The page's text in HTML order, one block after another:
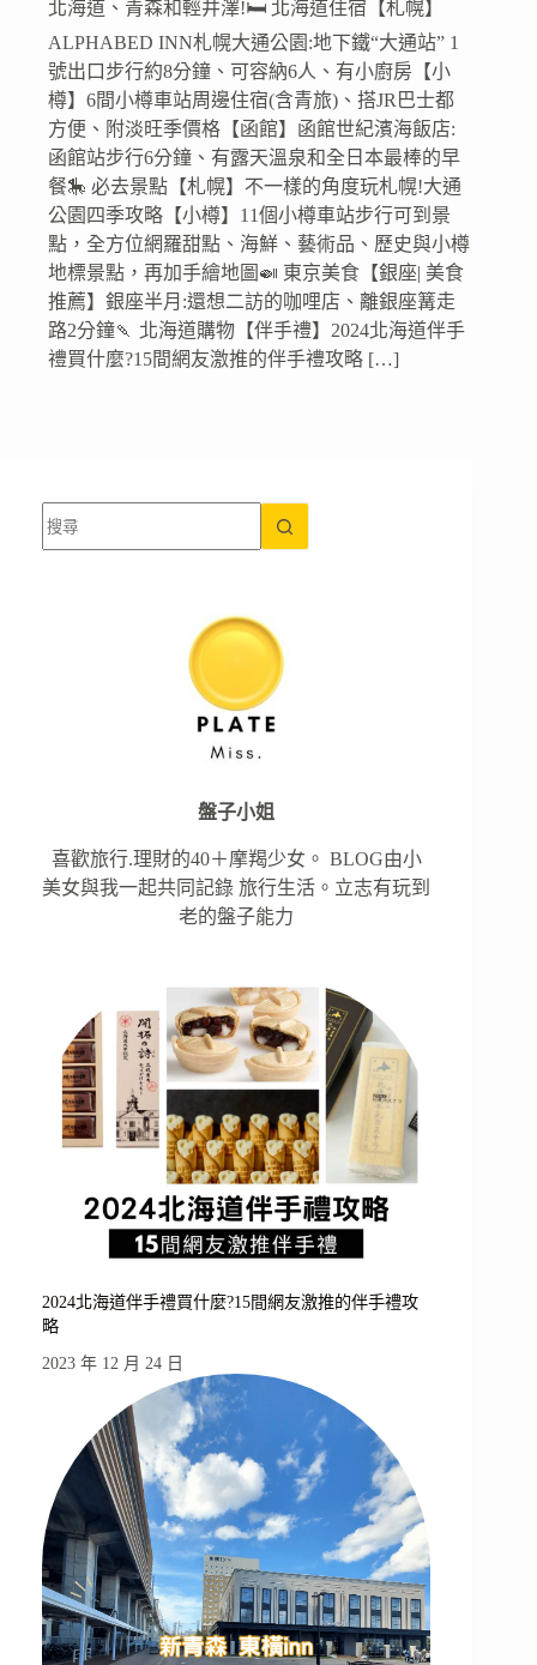
北海道、青森和輕井澤!🛏️ 北海道住宿【札幌】
ALPHABED INN札幌大通公園:地下鐵“大通站” 1
號出口步行約8分鐘、可容納6人、有小廚房【小
樽】6間小樽車站周邊住宿(含青旅)、搭JR巴士都
方便、附淡旺季價格【函館】函館世紀濱海飯店:
函館站步行6分鐘、有露天溫泉和全日本最棒的早
餐🎠 必去景點【札幌】不一樣的角度玩札幌!大通
公園四季攻略【小樽】11個小樽車站步行可到景
點，全方位網羅甜點、海鮮、藝術品、歷史與小樽
地標景點，再加手繪地圖🍛 東京美食【銀座| 美食
推薦】銀座半月:還想二訪的咖哩店、離銀座篝走
路2分鐘🍡 北海道購物【伴手禮】2024北海道伴手
禮買什麼?15間網友激推的伴手禮攻略 […]
盤子小姐
喜歡旅行.理財的40＋摩羯少女。 BLOG由小
美女與我一起共同記錄 旅行生活。立志有玩到
老的盤子能力
2024北海道伴手禮買什麼?15間網友激推的伴手禮攻
略
2023 年 12 月 24 日